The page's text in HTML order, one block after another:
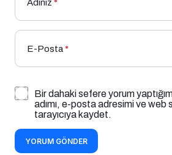
Adınız *
E-Posta*
Bir dahaki sefere yorum
adımı, e-posta adresimi ve web
tarayıcıya kaydet.
YORUM GÖNDER